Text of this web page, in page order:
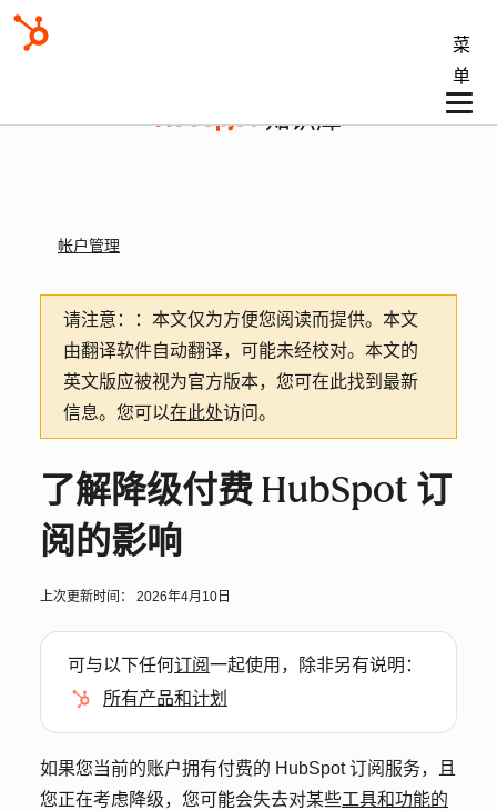
菜
单
知识库
帐户管理
请注意： ：本文仅为方便您阅读而提供。 本文
由翻译软件自动翻译，可能未经校对。本文的
英文版应被视为官方版本，您可在此找到最新
信息。您可以在此处访问。
了解降级付费 HubSpot 订
阅的影响
上次更新时间： 2026年4月10日
可与以下任何订阅一起使用，除非另有说明：
所有产品和计划
如果您当前的账户拥有付费的 HubSpot 订阅服务，且
您正在考虑降级，您可能会失去对某些工具和功能的